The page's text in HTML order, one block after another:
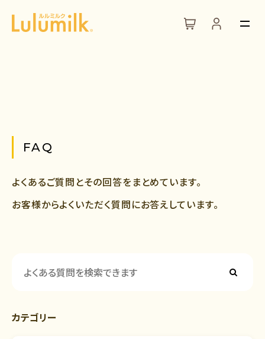
FAQ
よくあるご質問とその回答をまとめています。
お客様からよくいただく質問にお答えしています。
カテゴリー